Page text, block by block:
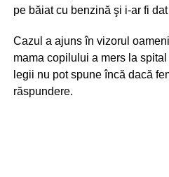
pe băiat cu benzină şi i-ar fi dat
Cazul a ajuns în vizorul
mama copilului a mers la
legii nu pot spune încă dacă
răspundere.